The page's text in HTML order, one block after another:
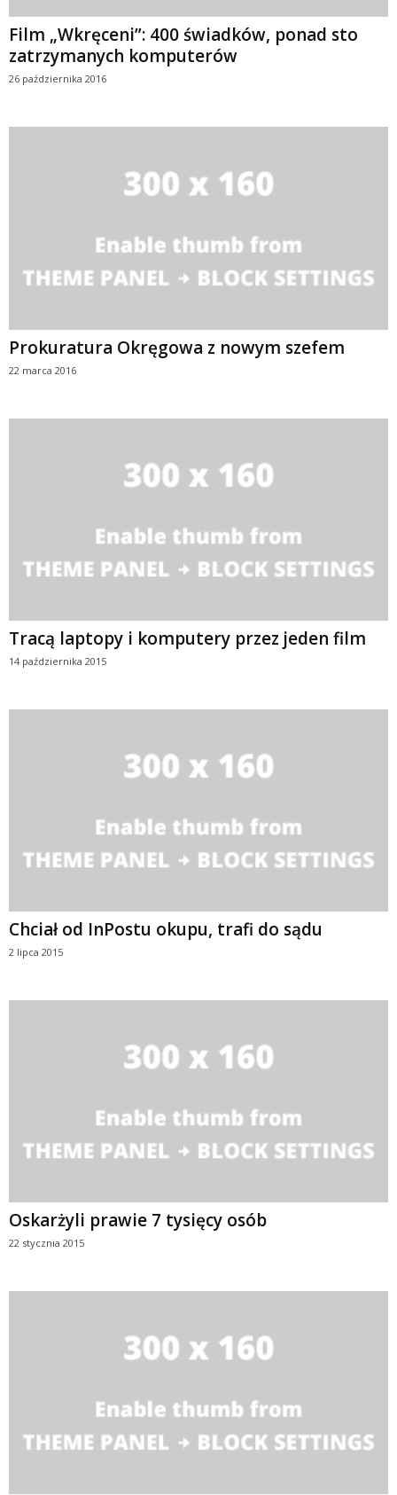
Film „Wkręceni”: 400 świadków, ponad sto
zatrzymanych komputerów
26 października 2016
Prokuratura Okręgowa z nowym szefem
22 marca 2016
Tracą laptopy i komputery przez jeden film
14 października 2015
Chciał od InPostu okupu, trafi do sądu
2 lipca 2015
Oskarżyli prawie 7 tysięcy osób
22 stycznia 2015